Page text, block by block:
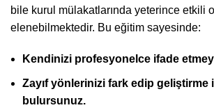
bile kurul mülakatlarında yeterince etkili
elenebilmektedir. Bu eğitim sayesinde:
Kendinizi profesyonelce ifade
Zayıf yönlerinizi fark edip geliştirme
bulursunuz.